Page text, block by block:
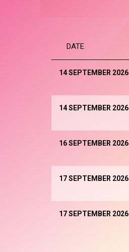
DATE
14 SEPTEMBER 2026
14 SEPTEMBER 2026
16 SEPTEMBER 2026
17 SEPTEMBER 2026
17 SEPTEMBER 2026